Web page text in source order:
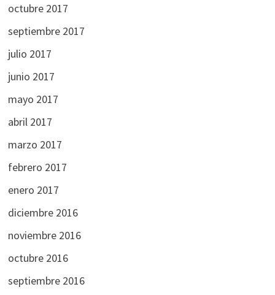
octubre 2017
septiembre 2017
julio 2017
junio 2017
mayo 2017
abril 2017
marzo 2017
febrero 2017
enero 2017
diciembre 2016
noviembre 2016
octubre 2016
septiembre 2016